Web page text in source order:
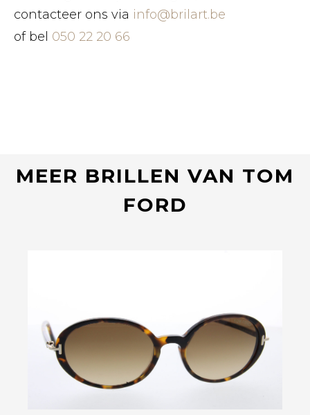
contacteer ons via info@brilart.be
of bel 050 22 20 66
MEER BRILLEN VAN TOM
FORD